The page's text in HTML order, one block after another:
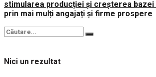
Nici un rezultat